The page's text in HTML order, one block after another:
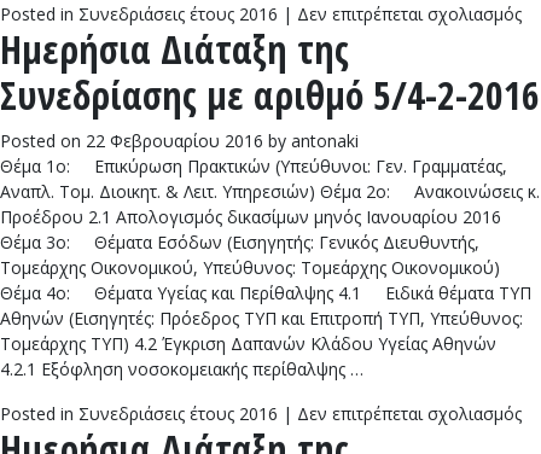
Posted in Συνεδριάσεις έτους 2016 | Δεν επιτρέπεται σχολιασμός
Ημερήσια Διάταξη της
Συνεδρίασης με αριθμό 5/4-2-2016
Posted on 22 Φεβρουαρίου 2016 by antonaki
Θέμα 1ο: Επικύρωση Πρακτικών (Υπεύθυνοι: Γεν. Γραμματέας,
Αναπλ. Τομ. Διοικητ. & Λειτ. Υπηρεσιών) Θέμα 2ο: Ανακοινώσεις κ.
Προέδρου 2.1 Απολογισμός δικασίμων μηνός Ιανουαρίου 2016
Θέμα 3ο: Θέματα Εσόδων (Εισηγητής: Γενικός Διευθυντής,
Τομεάρχης Οικονομικού, Υπεύθυνος: Τομεάρχης Οικονομικού)
Θέμα 4ο: Θέματα Υγείας και Περίθαλψης 4.1 Ειδικά θέματα ΤΥΠ
Αθηνών (Εισηγητές: Πρόεδρος ΤΥΠ και Επιτροπή ΤΥΠ, Υπεύθυνος:
Τομεάρχης ΤΥΠ) 4.2 Έγκριση Δαπανών Κλάδου Υγείας Αθηνών
4.2.1 Εξόφληση νοσοκομειακής περίθαλψης …
Posted in Συνεδριάσεις έτους 2016 | Δεν επιτρέπεται σχολιασμός